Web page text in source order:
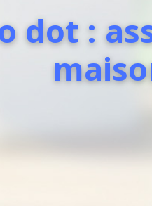
dot :